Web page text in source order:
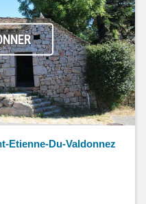
Etienne-Du-Valdonnez